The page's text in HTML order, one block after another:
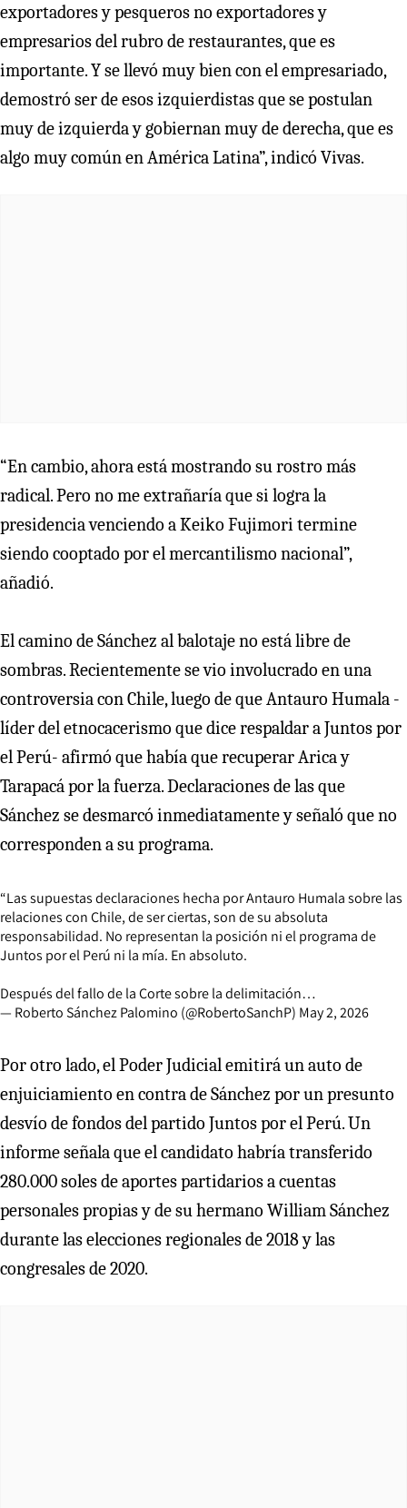
exportadores y pesqueros no exportadores y
empresarios del rubro de restaurantes, que es
importante. Y se llevó muy bien con el empresariado,
demostró ser de esos izquierdistas que se postulan
muy de izquierda y gobiernan muy de derecha, que es
algo muy común en América Latina”, indicó Vivas.
“En cambio, ahora está mostrando su rostro más
radical. Pero no me extrañaría que si logra la
presidencia venciendo a Keiko Fujimori termine
siendo cooptado por el mercantilismo nacional”,
añadió.
El camino de Sánchez al balotaje no está libre de
sombras. Recientemente se vio involucrado en una
controversia con Chile, luego de que Antauro Humala -
líder del etnocacerismo que dice respaldar a Juntos por
el Perú- afirmó que había que recuperar Arica y
Tarapacá por la fuerza. Declaraciones de las que
Sánchez se desmarcó inmediatamente y señaló que no
corresponden a su programa.
“Las supuestas declaraciones hecha por Antauro Humala sobre las
relaciones con Chile, de ser ciertas, son de su absoluta
responsabilidad. No representan la posición ni el programa de
Juntos por el Perú ni la mía. En absoluto.
Después del fallo de la Corte sobre la delimitación…
— Roberto Sánchez Palomino (@RobertoSanchP) May 2, 2026
Por otro lado, el Poder Judicial emitirá un auto de
enjuiciamiento en contra de Sánchez por un presunto
desvío de fondos del partido Juntos por el Perú. Un
informe señala que el candidato habría transferido
280.000 soles de aportes partidarios a cuentas
personales propias y de su hermano William Sánchez
durante las elecciones regionales de 2018 y las
congresales de 2020.